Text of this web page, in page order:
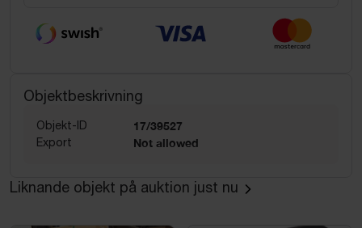
Objektbeskrivning
Objekt-ID 17/39527
Export Not allowed
Liknande objekt på auktion just nu